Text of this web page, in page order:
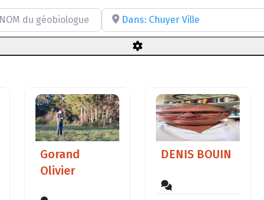
du géobiologue (facultatif)Recherchez par RÉGION,
Gorand
Olivier
DENIS BOUIN